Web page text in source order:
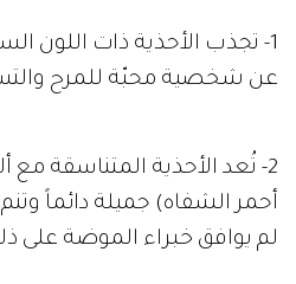
1- تجذب الأحذية ذات اللون
عن شخصية محبّة للمرح
2- تُعد الأحذية المتناسقة مع ألوان
أحمر الشفاه) جميلة دائماً
لم يوافق خبراء الموضة على